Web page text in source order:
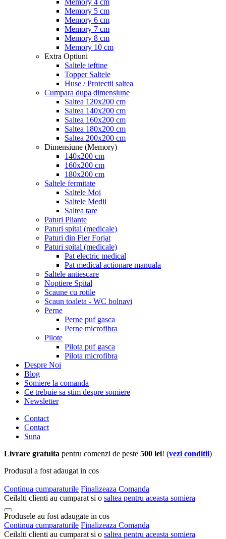
Memory 5 cm
Memory 6 cm
Memory 7 cm
Memory 8 cm
Memory 10 cm
Extra Optiuni
Saltele ieftine
Topper Saltele
Huse / Protectii saltea
Cumpara dupa dimensiune
Saltea 120x200 cm
Saltea 140x200 cm
Saltea 160x200 cm
Saltea 180x200 cm
Saltea 200x200 cm
Dimensiune (Memory)
140x200 cm
160x200 cm
180x200 cm
Saltele fermitate
Saltele Moi
Saltele Medii
Saltea tare
Paturi Pliante
Paturi spital (medicale)
Paturi din Fier Forjat
Paturi spital (medicale)
Pat electric medical
Pat medical actionare manuala
Saltele antiescare
Noptiere Spital
Scaune cu rotile
Scaun toaleta - WC bolnavi
Perne
Perne puf gasca
Perne microfibra
Pilote
Pilota puf gasca
Pilota microfibra
Despre Noi
Blog
Somiere la comanda
Ce trebuie sa stim despre somiere
Newsletter
Contact
Contact
Suna
Livrare gratuita pentru comenzi de peste 500 lei! (vezi conditii)
Produsul a fost adaugat in cos
Continua cumparaturile Finalizeaza Comanda
Ceilalti clienti au cumparat si o saltea pentru aceasta somiera
Produsele au fost adaugate in cos
Continua cumparaturile Finalizeaza Comanda
Ceilalti clienti au cumparat si o saltea pentru aceasta somiera